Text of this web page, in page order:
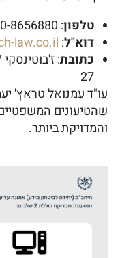
טלפון: 050-8656880
דוא"ל:
law.co.il
כתובת
27
עו"ד עמנואל טראץ'
שהטיעונים
והמדויקת ביותר.